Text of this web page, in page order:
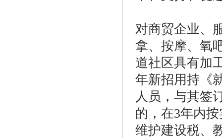
对商贸企业、
拿、按摩、氧
道社区具有加
年新招用持《
人员，与其签
的，在3年内
维护建设税、